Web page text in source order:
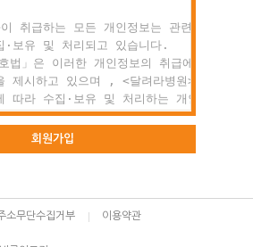
같은 방법으로 효력이 발생합니다.
준칙
시되지 않은 사항이 관계법령에 규정되어
는 그 규정에 따릅니다.
가입과 서비스 이용
하고 'ID'와 '비밀번호'를 발급받은 사람을
취급하는 모든 개인정보는 관련 법령에
·보유 및 처리되고 있습니다.
호법」은 이러한 개인정보의 취급에 대한
제시하고 있으며 , <달려라병원>은 이러한
따라 수집·보유 및 처리하는 개인정보를
절한 수행과 정보주체의 권익을 보호하기
적정하게 취급할 것입니다.
에 대하여 행정심판법에서 정하는 바에 따
회원가입
소무단수집거부 이용약관